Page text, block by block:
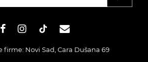
firme: Novi Sad, Cara Dušana 69